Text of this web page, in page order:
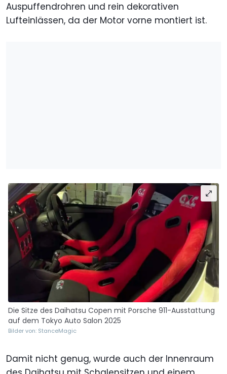
Auspuffendrohren und rein dekorativen
Lufteinlässen, da der Motor vorne montiert ist.
Die Sitze des Daihatsu Copen mit Porsche 911-Ausstattung
auf dem Tokyo Auto Salon 2025
Bilder von: StanceMagic
Damit nicht genug, wurde auch der Innenraum